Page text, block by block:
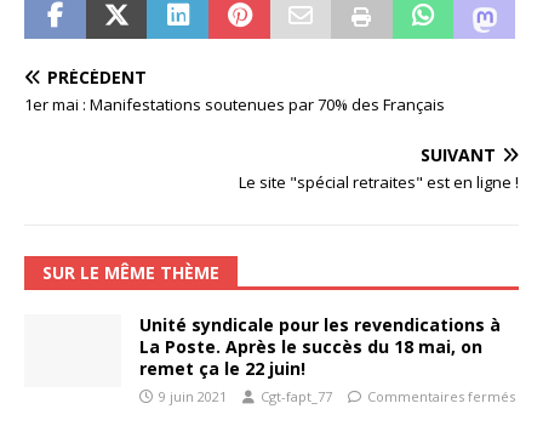
PRÉCÉDENT
1er mai : Manifestations soutenues par 70% des Français
SUIVANT
Le site "spécial retraites" est en ligne !
SUR LE MÊME THÈME
Unité syndicale pour les revendications à
La Poste. Après le succès du 18 mai, on
remet ça le 22 juin!
9 juin 2021 Cgt-fapt_77 Commentaires fermés